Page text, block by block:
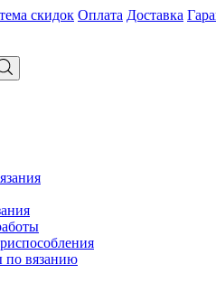
скидок Оплата Доставка
вязанию